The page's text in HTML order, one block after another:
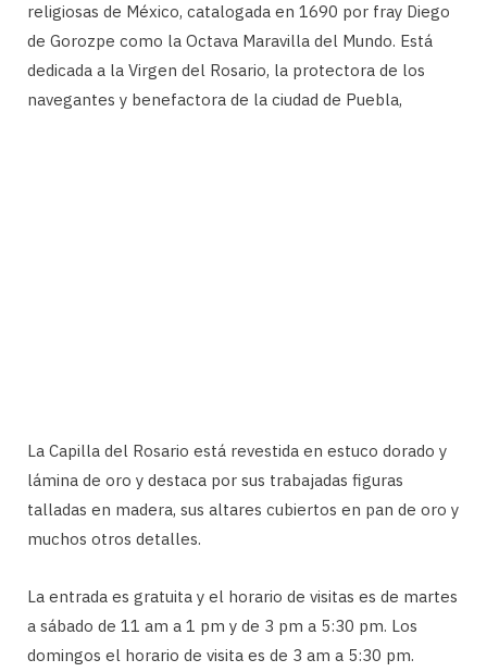
religiosas de México, catalogada en 1690 por fray Diego
de Gorozpe como la Octava Maravilla del Mundo. Está
dedicada a la Virgen del Rosario, la protectora de los
navegantes y benefactora de la ciudad de Puebla,
La Capilla del Rosario está revestida en estuco dorado y
lámina de oro y destaca por sus trabajadas figuras
talladas en madera, sus altares cubiertos en pan de oro y
muchos otros detalles.
La entrada es gratuita y el horario de visitas es de martes
a sábado de 11 am a 1 pm y de 3 pm a 5:30 pm. Los
domingos el horario de visita es de 3 am a 5:30 pm.